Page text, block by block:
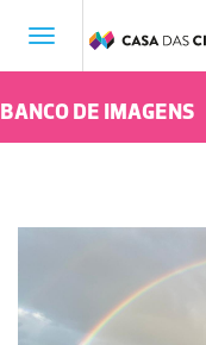
Toggle
BANCO DE IMAGENS